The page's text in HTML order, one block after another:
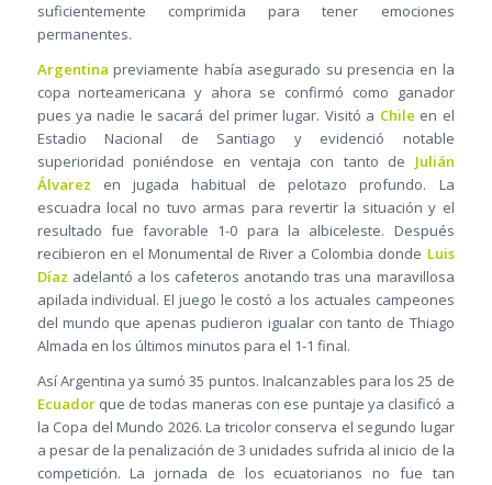
suficientemente comprimida para tener emociones
permanentes.
Argentina previamente había asegurado su presencia en la
copa norteamericana y ahora se confirmó como ganador
pues ya nadie le sacará del primer lugar. Visitó a Chile en el
Estadio Nacional de Santiago y evidenció notable
superioridad poniéndose en ventaja con tanto de Julián
Álvarez en jugada habitual de pelotazo profundo. La
escuadra local no tuvo armas para revertir la situación y el
resultado fue favorable 1-0 para la albiceleste. Después
recibieron en el Monumental de River a Colombia donde Luis
Díaz adelantó a los cafeteros anotando tras una maravillosa
apilada individual. El juego le costó a los actuales campeones
del mundo que apenas pudieron igualar con tanto de Thiago
Almada en los últimos minutos para el 1-1 final.
Así Argentina ya sumó 35 puntos. Inalcanzables para los 25 de
Ecuadorque de todas maneras con ese puntaje ya clasificó a
la Copa del Mundo 2026. La tricolor conserva el segundo lugar
a pesar de la penalización de 3 unidades sufrida al inicio de la
competición. La jornada de los ecuatorianos no fue tan